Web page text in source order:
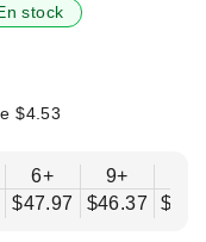
stock
$4.53
6+
$47.97
9+
$46.37